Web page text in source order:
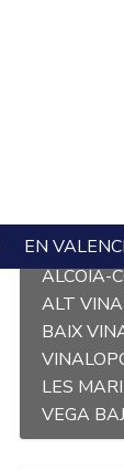
EN
ALCOIÀ-
ALT
BAIX
LES
VEGA